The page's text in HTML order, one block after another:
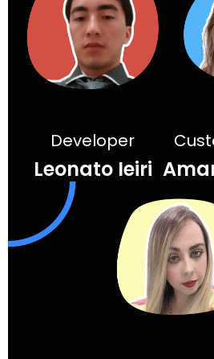
Developer
Leonato Ieiri